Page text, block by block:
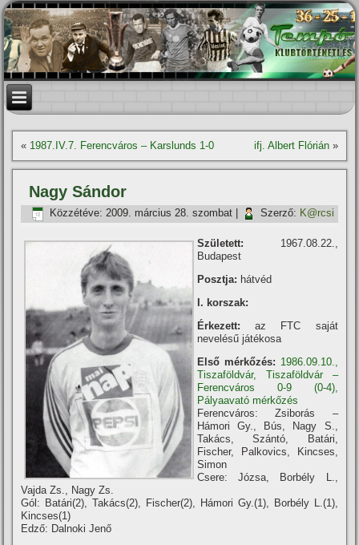
« 1987.IV.7. Ferencváros – Karslunds 1-0 ifj. Albert Flórián»
Nagy Sándor
Közzétéve: 2009. március 28. szombat Szerző: K@rcsi
Született: 1967.08.22.,
Budapest
Posztja: hátvéd
I. korszak:
Érkezett: az FTC saját
nevelésű játékosa
Első mérkőzés: 1986.09.10.,
Tiszaföldvár, Tiszaföldvár –
Ferencváros 0-9 (0-4),
Pályaavató mérkőzés
Ferencváros: Zsiborás –
Hámori Gy., Bús, Nagy S.,
Takács, Szántó, Batári,
Fischer, Palkovics, Kincses,
Simon
Csere: Józsa, Borbély L.,
Vajda Zs., Nagy Zs.
Gól: Batári(2), Takács(2), Fischer(2), Hámori Gy.(1), Borbély L.(1),
Kincses(1)
Edző: Dalnoki Jenő